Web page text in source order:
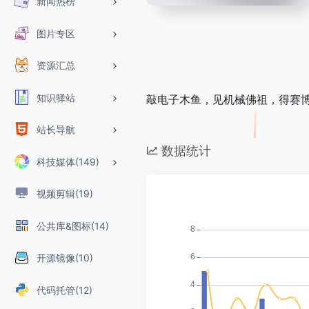
图片专区
资源汇总
知识驿站
站长导航
科技媒体(149)
视频剪辑(19)
公共库&图标(14)
开源镜像(10)
代码托管(12)
敲电子木鱼，见机械佛祖，得赛
数据统计